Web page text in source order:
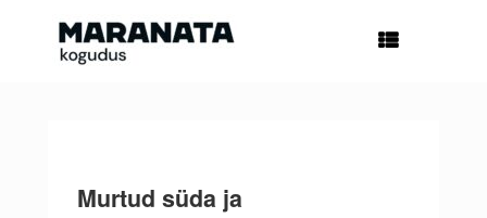
Murtud süda ja